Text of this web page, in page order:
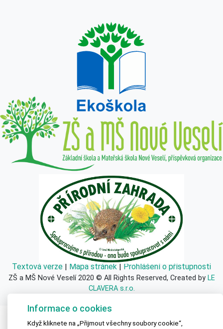
Textová verze | Mapa stránek | Prohlášení o přístupnosti
ZŠ a MŠ Nové Veselí 2020 © All Rights Reserved, Created by LE
CLAVERA s.r.o.
Informace o cookies
Když kliknete na „Přijmout všechny soubory cookie“,